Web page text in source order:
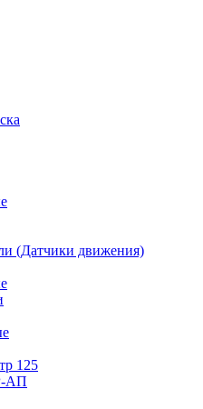
(Датчики движения)
125
АП